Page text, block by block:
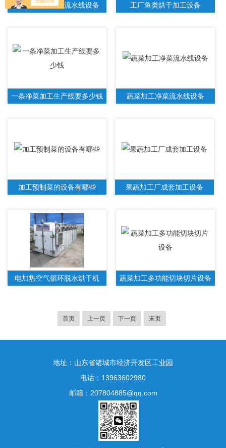
商用土豆丝加工流水线设备 工厂鱼类烘干加工设备
一条净菜加工生产线要多少钱 蔬菜加工净菜流水线设备
加工预制菜的设备有哪些 果蔬加工厂成套加工设备
电加热空气循环脱水烘干机 蔬菜加工多功能切块切片设备
首页 上一页 下一页 末页
地址：山东省诸城市经济开发区工业园
电话：13963602980
邮箱：207804885@qq.com